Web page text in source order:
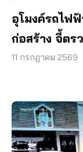
อุโมงค์รถไฟ
ก่อสร้าง จี้ตร
11 กรกฎาคม 2569